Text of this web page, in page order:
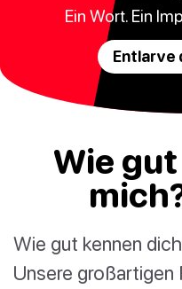
Ein Wort. Ein
Entlarve
Wie
Wie gut kennen
Unsere großartigen